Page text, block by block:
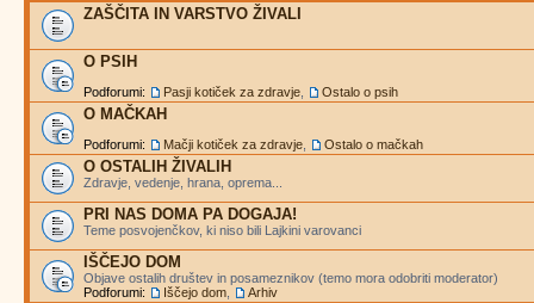
ZAŠČITA IN VARSTVO ŽIVALI
O PSIH
Podforumi: Pasji kotiček za zdravje Ostalo o psih
O MAČKAH
Podforumi: Mačji kotiček za zdravje Ostalo o mačkah
O OSTALIH ŽIVALIH
Zdravje, vedenje, hrana, oprema...
PRI NAS DOMA PA DOGAJA!
Teme posvojenčkov, ki niso bili Lajkini varovanci
IŠČEJO DOM
Objave ostalih društev in posameznikov (temo mora odobriti moderator)
Podforumi:
Iščejo dom Arhiv